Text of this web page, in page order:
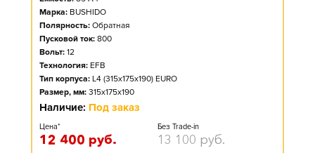
Марка: BUSHIDO
Полярность: Обратная
Пусковой ток: 800
Вольт: 12
Технология: EFB
Тип корпуса: L4 (315x175x190) EURO
Размер, мм: 315x175x190
Наличие: Под заказ
Цена*
12 400 руб.
Без Trade-in
13 100 руб.